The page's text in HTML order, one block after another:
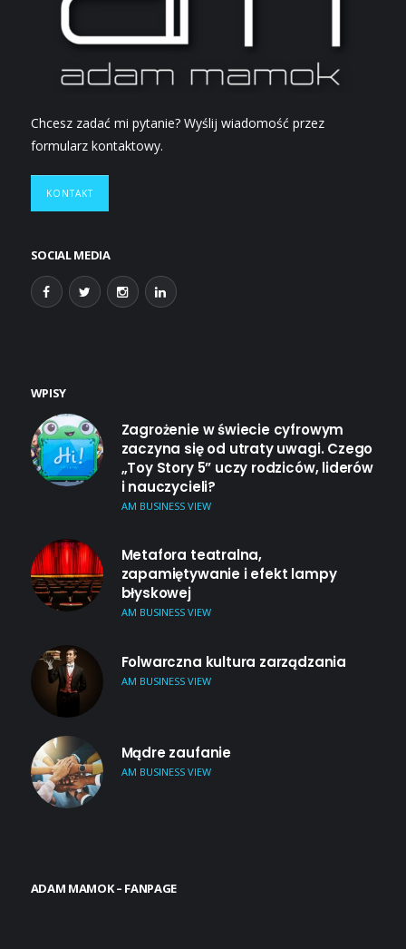
Chcesz zadać mi pytanie? Wyślij wiadomość przez
formularz kontaktowy.
KONTAKT
SOCIAL MEDIA
WPISY
Zagrożenie w świecie cyfrowym
zaczyna się od utraty uwagi. Czego
„Toy Story 5” uczy rodziców, liderów
i nauczycieli?
AM BUSINESS VIEW
Metafora teatralna,
zapamiętywanie i efekt lampy
błyskowej
AM BUSINESS VIEW
Folwarczna kultura zarządzania
AM BUSINESS VIEW
Mądre zaufanie
AM BUSINESS VIEW
ADAM MAMOK – FANPAGE